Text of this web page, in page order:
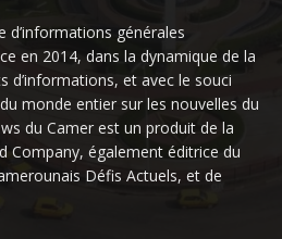
d’informations générales
en 2014, dans la dynamique de la
d’informations, et avec le souci
monde entier sur les nouvelles du
du Camer est un produit de la
Company, également éditrice du
Défis Actuels, et de